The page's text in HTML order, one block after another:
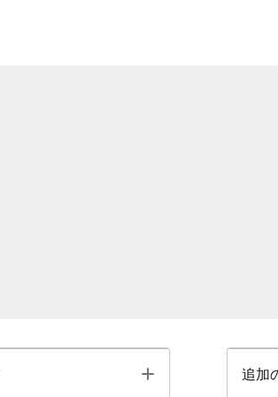
Toggle 追加